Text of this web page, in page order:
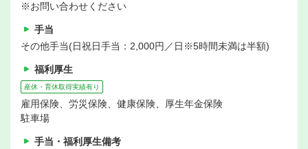
※お問い合わせください
手当
その他手当(日祝日手当：2,000円／日※5時間未満は半額)
福利厚生
産休・育休取得実績有り
雇用保険、労災保険、健康保険、厚生年金保険
駐車場
手当・福利厚生備考